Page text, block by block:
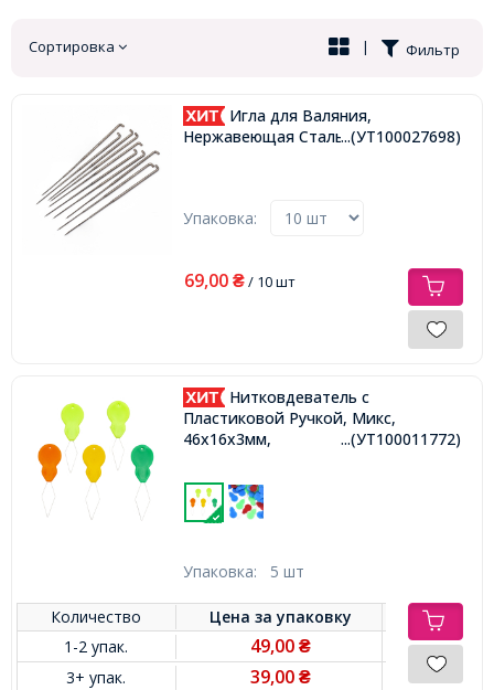
Сортировка Фильтр
|
Игла для Валяния,
Нержавеющая Сталь, 9.1см,...(УТ100027698)
Упаковка:
69,00 ₴/ 10 шт
Нитковдеватель с
Пластиковой Ручкой, Микс,
46x16x3мм,
...(УТ100011772)
Упаковка: 5 шт
Количество Цена заупаковку
1-2 упак.
49,00₴
3+ упак. 39,00₴